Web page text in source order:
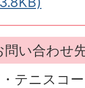
問い合わせ
テニスコ